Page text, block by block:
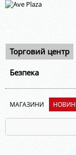
Торговий центр
Безпека
МАГАЗИНИ